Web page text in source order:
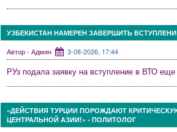
УЗБЕКИСТАН НАМЕРЕН ЗАВЕРШИТЬ
Автор - Админ 3-08-2026, 17:44
РУз подала заявку на вступление в ВТО еще
«ДЕЙСТВИЯ ТУРЦИИ ПОРОЖДАЮТ
ЦЕНТРАЛЬНОЙ АЗИИ!» - ПОЛИТОЛОГ